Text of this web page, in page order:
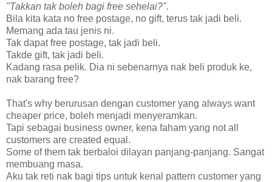
"Takkan tak boleh bagi free sehelai?".
Bila kita kata no free postage, no gift, terus tak jadi beli.
Memang ada tau jenis ni.
Tak dapat free postage, tak jadi beli.
Takde gift, tak jadi beli.
Kadang rasa pelik. Dia ni sebenarnya nak beli produk ke,
nak barang free?
That's why berurusan dengan customer yang always want
cheaper price, boleh menjadi menyeramkan.
Tapi sebagai business owner, kena faham yang not all
customers are created equal.
Some of them tak berbaloi dilayan panjang-panjang. Sangat
membuang masa.
Aku tak reti nak bagi tips untuk kenal pattern customer yang